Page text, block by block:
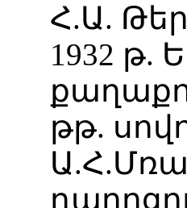
Հ.Ա.
1932 թ.
թթ.